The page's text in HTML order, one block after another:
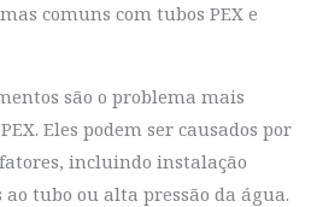
comuns com tubos PEX e
são o problema mais
Eles podem ser causados por
incluindo instalação
tubo ou alta pressão da água.